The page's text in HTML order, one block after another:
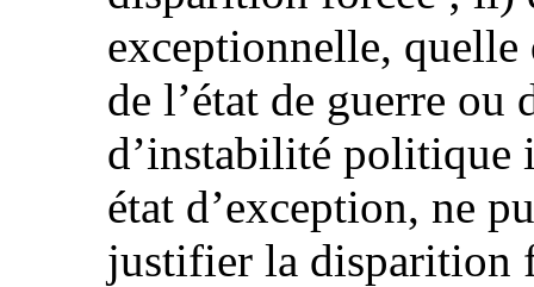
exceptionnelle, quelle
de l’état de guerre ou
d’instabilité politique
état d’exception, ne
justifier la disparition